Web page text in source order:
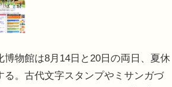
物館は8月14日と20日の両日、夏休
る。古代文字スタンプやミサンガづ